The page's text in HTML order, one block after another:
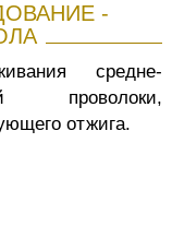
-
средне-
проволоки,
отжига.